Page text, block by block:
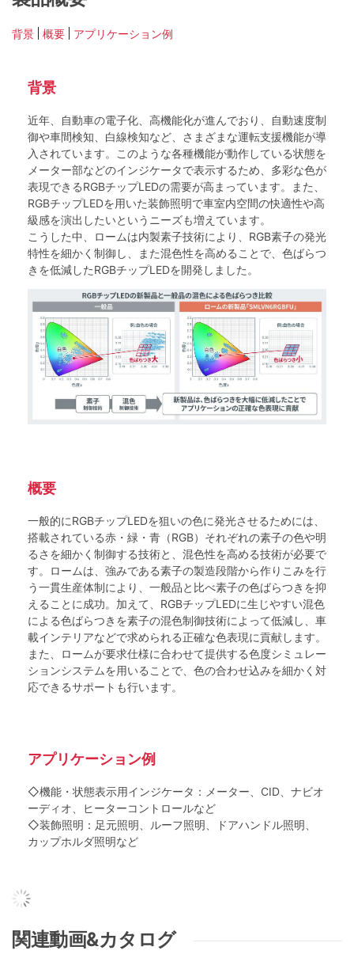
背景 概要 アプリケーション例
背景
近年、自動車の電子化、高機能化が進んでおり、自動速度制
御や車間検知、白線検知など、さまざまな運転支援機能が導
入されています。このような各種機能が動作している状態を
メーター部などのインジケータで表示するため、多彩な色が
表現できるRGBチップLEDの需要が高まっています。また、
RGBチップLEDを用いた装飾照明で車室内空間の快適性や高
級感を演出したいというニーズも増えています。
こうした中、ロームは内製素子技術により、RGB素子の発光
特性を細かく制御し、また混色性を高めることで、色ばらつ
きを低減したRGBチップLEDを開発しました。
概要
一般的にRGBチップLEDを狙いの色に発光させるためには、
搭載されている赤・緑・青（RGB）それぞれの素子の色や明
るさを細かく制御する技術と、混色性を高める技術が必要で
す。ロームは、強みである素子の製造段階から作りこみを行
う一貫生産体制により、一般品と比べ素子の色ばらつきを抑
えることに成功。加えて、RGBチップLEDに生じやすい混色
による色ばらつきを素子の混色制御技術によって低減し、車
載インテリアなどで求められる正確な色表現に貢献します。
また、ロームが要求仕様に合わせて提供する色度シミュレー
ションシステムを用いることで、色の合わせ込みを細かく対
応できるサポートも行います。
アプリケーション例
◇機能・状態表示用インジケータ：メーター、CID、ナビオ
ーディオ、ヒーターコントロールなど
◇装飾照明：足元照明、ルーフ照明、ドアハンドル照明、
カップホルダ照明など
関連動画&カタログ